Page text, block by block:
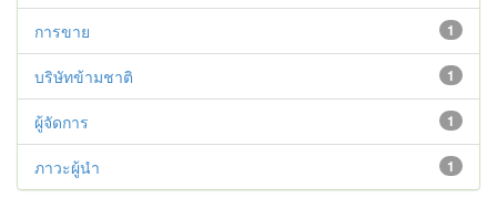
1
การขาย
1
บริษัทข้ามชาติ
1
ผู้จัดการ
1
ภาวะผู้นำ